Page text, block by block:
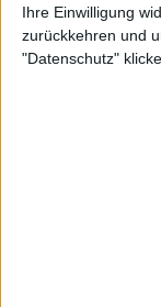
Ihre Einwilligung
zurückkehren und
"Datenschutz"
Mit der im
Pappmaché-
aber den Weg